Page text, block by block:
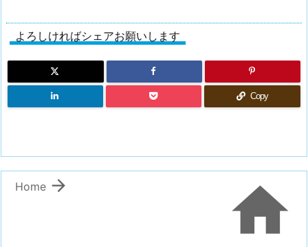
よろしければシェアお願いします
Copy


Home